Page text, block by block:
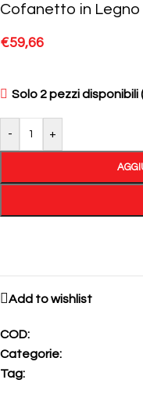
Cofanetto in Legno
€59,66
Solo 2 pezzi disponibili
- +
Add to wishlist
COD:
Categorie:
Tag: